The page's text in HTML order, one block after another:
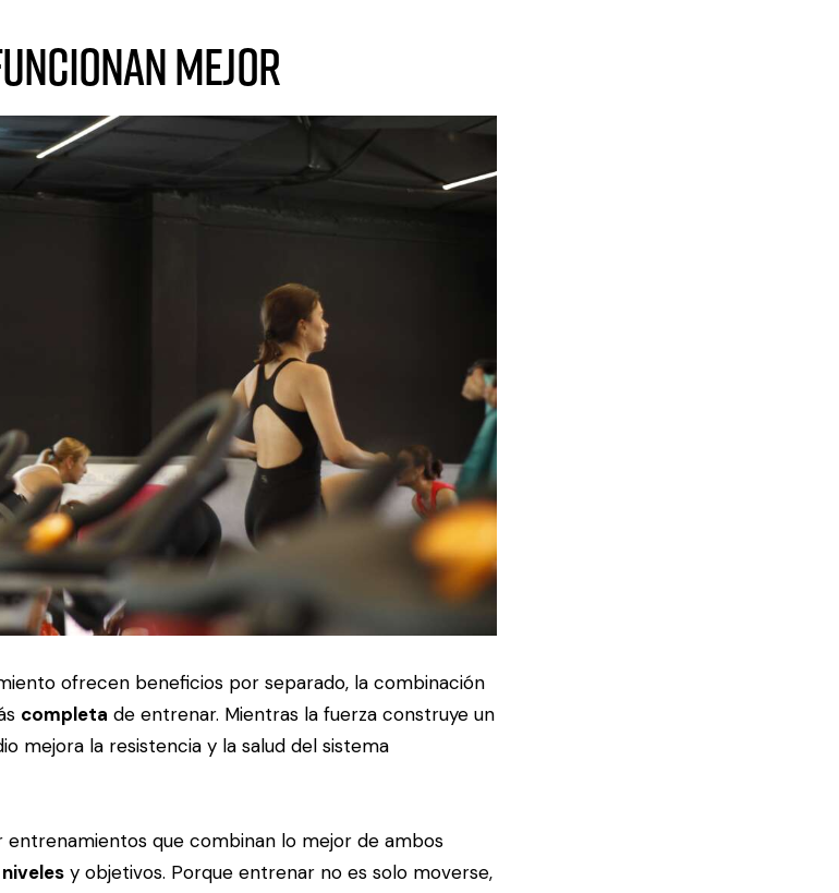
mejor
ofrecen beneficios por separado, la combinación
completa de entrenar. Mientras la fuerza construye un
mejora la resistencia y la salud del sistema
que combinan lo mejor de ambos
y objetivos. Porque entrenar no es solo moverse,